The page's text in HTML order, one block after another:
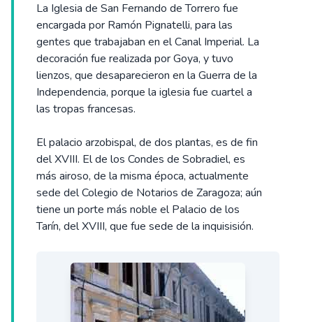
La Iglesia de San Fernando de Torrero fue
encargada por Ramón Pignatelli, para las
gentes que trabajaban en el Canal Imperial. La
decoración fue realizada por Goya, y tuvo
lienzos, que desaparecieron en la Guerra de la
Independencia, porque la iglesia fue cuartel a
las tropas francesas.
El palacio arzobispal, de dos plantas, es de fin
del XVIII. El de los Condes de Sobradiel, es
más airoso, de la misma época, actualmente
sede del Colegio de Notarios de Zaragoza; aún
tiene un porte más noble el Palacio de los
Tarín, del XVIII, que fue sede de la inquisisión.